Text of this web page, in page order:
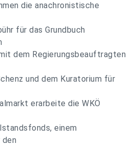
die anachronistische
für das Grundbuch
dem Regierungsbeauftragten
und dem Kuratorium für
erarbeite die WKÖ
einem